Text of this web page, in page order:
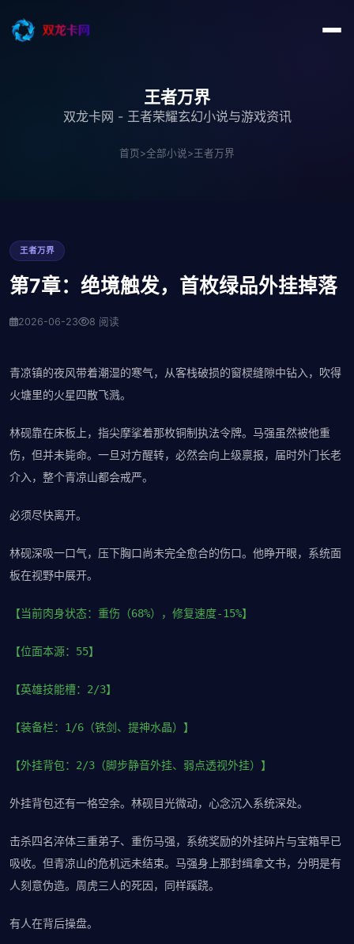
王者万界
双龙卡网 - 王者荣耀玄幻小说与游戏资讯
首页>全部小说>王者万界
王者万界
第7章：绝境触发，首枚绿品外挂掉落
2026-06-23 8 阅读
青凉镇的夜风带着潮湿的寒气，从客栈破损的窗棂缝隙中钻入，吹得
火塘里的火星四散飞溅。
林砚靠在床板上，指尖摩挲着那枚铜制执法令牌。马强虽然被他重
伤，但并未毙命。一旦对方醒转，必然会向上级禀报，届时外门长老
介入，整个青凉山都会戒严。
必须尽快离开。
林砚深吸一口气，压下胸口尚未完全愈合的伤口。他睁开眼，系统面
板在视野中展开。
【当前肉身状态：重伤（68%），修复速度-15%】
【位面本源：55】
【英雄技能槽：2/3】
【装备栏：1/6（铁剑、提神水晶）】
【外挂背包：2/3（脚步静音外挂、弱点透视外挂）】
外挂背包还有一格空余。林砚目光微动，心念沉入系统深处。
击杀四名淬体三重弟子、重伤马强，系统奖励的外挂碎片与宝箱早已
吸收。但青凉山的危机远未结束。马强身上那封缉拿文书，分明是有
人刻意伪造。周虎三人的死因，同样蹊跷。
有人在背后操盘。